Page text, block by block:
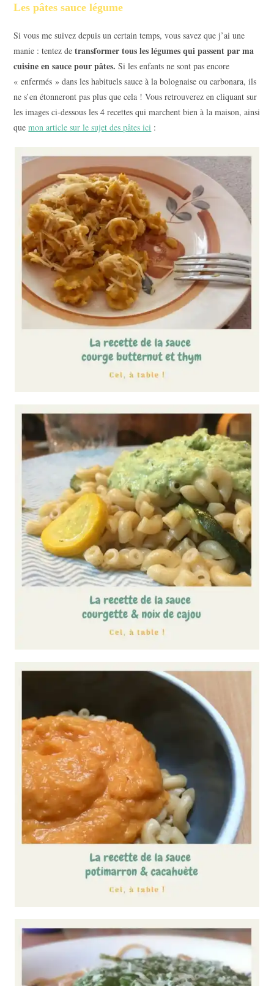
Les pâtes sauce légume
Si vous me suivez depuis un certain temps, vous savez que j’ai une
manie : tentez de transformer tous les légumes qui passent par ma
cuisine en sauce pour pâtes. Si les enfants ne sont pas encore
« enfermés » dans les habituels sauce à la bolognaise ou carbonara, ils
ne s’en étonneront pas plus que cela ! Vous retrouverez en cliquant sur
les images ci-dessous les 4 recettes qui marchent bien à la maison, ainsi
quemon article sur le sujet des pâtes ici :